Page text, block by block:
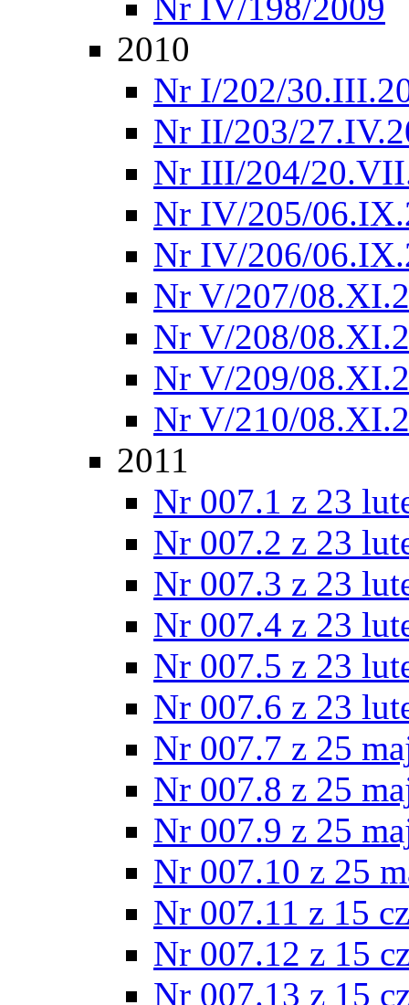
2010
Nr I/202/
Nr II/203/
Nr III/204/
Nr IV/205/
Nr IV/206/
Nr V/207/
Nr V/208/
Nr V/209/
Nr V/210/
2011
Nr 007.1 z 23
Nr 007.2 z 23
Nr 007.3 z 23
Nr 007.4 z 23
Nr 007.5 z 23
Nr 007.6 z 23
Nr 007.7 z 25
Nr 007.8 z 25
Nr 007.9 z 25
Nr 007.10 z 25
Nr 007.11 z 15
Nr 007.12 z 15
Nr 007.13 z 15